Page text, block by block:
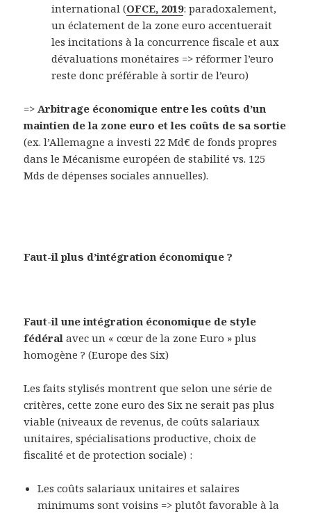
international (OFCE, 2019: paradoxalement,
un éclatement de la zone euro accentuerait
les incitations à la concurrence fiscale et aux
dévaluations monétaires => réformer l’euro
reste donc préférable à sortir de l’euro)
=> Arbitrage économique entre les coûts d’un
maintien de la zone euro et les coûts de sa sortie
(ex. l’Allemagne a investi 22 Md€ de fonds propres
dans le Mécanisme européen de stabilité vs. 125
Mds de dépenses sociales annuelles).
Faut-il plus d’intégration économique ?
Faut-il une intégration économique de style
fédéralavec un « cœur de la zone Euro » plus
homogène ? (Europe des Six)
Les faits stylisés montrent que selon une série de
critères, cette zone euro des Six ne serait pas plus
viable (niveaux de revenus, de coûts salariaux
unitaires, spécialisations productive, choix de
fiscalité et de protection sociale) :
Les coûts salariaux unitaires et salaires
minimums sont voisins => plutôt favorable à la